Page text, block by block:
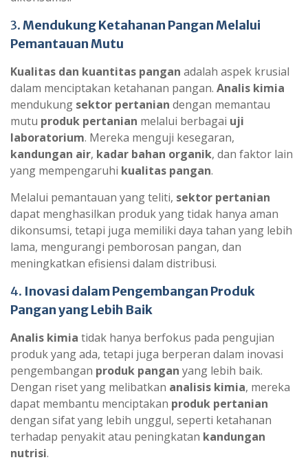
3.Mendukung Ketahanan Pangan Melalui
Pemantauan Mutu
Kualitas dan kuantitas pangan adalah aspek krusial
dalam menciptakan ketahanan pangan. Analis kimia
mendukung sektor pertanian dengan memantau
mutu produk pertanian melalui berbagai uji
laboratorium. Mereka menguji kesegaran,
kandungan air, kadar bahan organik, dan faktor lain
yang mempengaruhi kualitas pangan.
Melalui pemantauan yang teliti, sektor pertanian
dapat menghasilkan produk yang tidak hanya aman
dikonsumsi, tetapi juga memiliki daya tahan yang lebih
lama, mengurangi pemborosan pangan, dan
meningkatkan efisiensi dalam distribusi.
4. Inovasi dalam Pengembangan Produk
Pangan yang Lebih Baik
Analis kimia tidak hanya berfokus pada pengujian
produk yang ada, tetapi juga berperan dalam inovasi
pengembangan produk pangan yang lebih baik.
Dengan riset yang melibatkan analisis kimia, mereka
dapat membantu menciptakan produk pertanian
dengan sifat yang lebih unggul, seperti ketahanan
terhadap penyakit atau peningkatan kandungan
nutrisi.